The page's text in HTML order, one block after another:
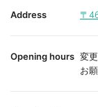
Address 〒
Opening hours 変
お